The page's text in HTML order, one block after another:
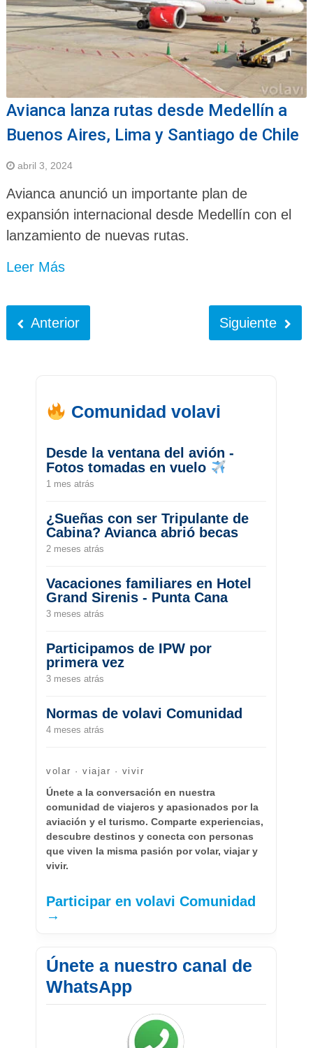
Avianca lanza rutas desde Medellín a
Buenos Aires, Lima y Santiago de Chile
abril 3, 2024
Avianca anunció un importante plan de
expansión internacional desde Medellín con el
lanzamiento de nuevas rutas.
Leer Más
Anterior Siguiente
Comunidad volavi
Desde la ventana del avión -
Fotos tomadas en vuelo
1 mes atrás
¿Sueñas con ser Tripulante de
Cabina? Avianca abrió becas
2 meses atrás
Vacaciones familiares en Hotel
Grand Sirenis - Punta Cana
3 meses atrás
Participamos de IPW por
primera vez
3 meses atrás
Normas de volavi Comunidad
4 meses atrás
volar · viajar · vivir
Únete a la conversación en nuestra
comunidad de viajeros y apasionados por la
aviación y el turismo. Comparte experiencias,
descubre destinos y conecta con personas
que viven la misma pasión por volar, viajar y
vivir.
Participar en volavi Comunidad
→
Únete a nuestro canal de
WhatsApp